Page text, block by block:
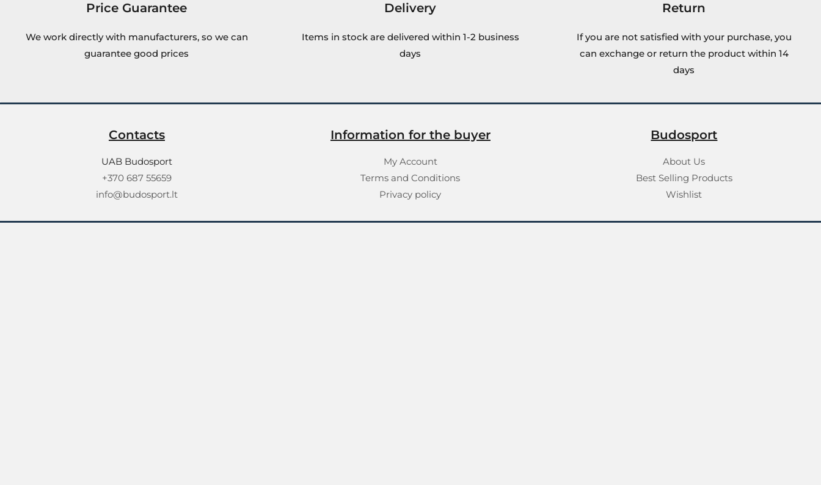
Price Guarantee
We work directly with manufacturers, so we can
guarantee good prices
Delivery
Items in stock are delivered within 1-2 business
days
Return
If you are not satisfied with your purchase, you
can exchange or return the product within 14
days
Contacts
UAB Budosport
+370 687 55659
info@budosport.lt
Information for the buyer
My Account
Terms and Conditions
Privacy policy
Budosport
About Us
Best Selling Products
Wishlist